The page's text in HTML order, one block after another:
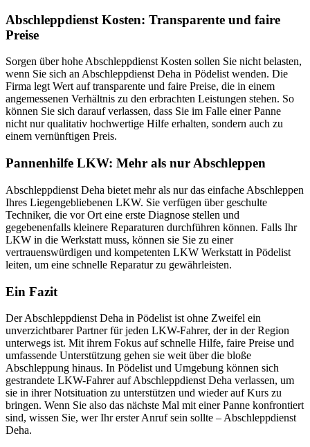
Abschleppdienst Kosten: Transparente und faire
Preise
Sorgen über hohe Abschleppdienst Kosten sollen Sie nicht belasten,
wenn Sie sich an Abschleppdienst Deha in Pödelist wenden. Die
Firma legt Wert auf transparente und faire Preise, die in einem
angemessenen Verhältnis zu den erbrachten Leistungen stehen. So
können Sie sich darauf verlassen, dass Sie im Falle einer Panne
nicht nur qualitativ hochwertige Hilfe erhalten, sondern auch zu
einem vernünftigen Preis.
Pannenhilfe LKW: Mehr als nur Abschleppen
Abschleppdienst Deha bietet mehr als nur das einfache Abschleppen
Ihres Liegengebliebenen LKW. Sie verfügen über geschulte
Techniker, die vor Ort eine erste Diagnose stellen und
gegebenenfalls kleinere Reparaturen durchführen können. Falls Ihr
LKW in die Werkstatt muss, können sie Sie zu einer
vertrauenswürdigen und kompetenten LKW Werkstatt in Pödelist
leiten, um eine schnelle Reparatur zu gewährleisten.
Ein Fazit
Der Abschleppdienst Deha in Pödelist ist ohne Zweifel ein
unverzichtbarer Partner für jeden LKW-Fahrer, der in der Region
unterwegs ist. Mit ihrem Fokus auf schnelle Hilfe, faire Preise und
umfassende Unterstützung gehen sie weit über die bloße
Abschleppung hinaus. In Pödelist und Umgebung können sich
gestrandete LKW-Fahrer auf Abschleppdienst Deha verlassen, um
sie in ihrer Notsituation zu unterstützen und wieder auf Kurs zu
bringen. Wenn Sie also das nächste Mal mit einer Panne konfrontiert
sind, wissen Sie, wer Ihr erster Anruf sein sollte – Abschleppdienst
Deha.